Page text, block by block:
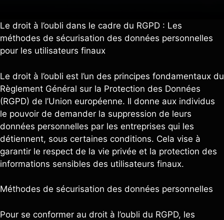
Le droit à l’oubli dans le cadre du RGPD : Les
méthodes de sécurisation des données personnelles
pour les utilisateurs finaux
Le droit à l’oubli est l’un des principes fondamentaux du
Règlement Général sur la Protection des Données
(RGPD) de l’Union européenne. Il donne aux individus
le pouvoir de demander la suppression de leurs
données personnelles par les entreprises qui les
détiennent, sous certaines conditions. Cela vise à
garantir le respect de la vie privée et la protection des
informations sensibles des utilisateurs finaux.
Méthodes de sécurisation des données personnelles
Pour se conformer au droit à l’oubli du RGPD, les